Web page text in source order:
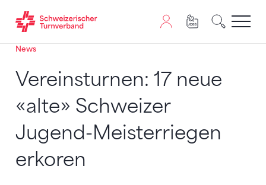
Zum Inhalt springen
Zur Sitemap navigieren
Zum Navigieren dieser Seite wird JavaScript benötigt.
News
Vereinsturnen: 17 neue
«alte» Schweizer
Jugend-Meisterriegen
erkoren